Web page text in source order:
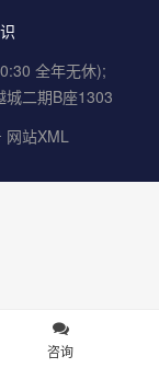
全年无休);
城二期B座1303
网站XML
咨询